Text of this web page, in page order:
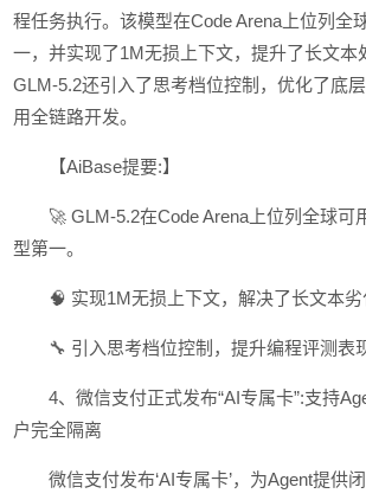
程任务执行。该模型在Code Arena上位列全
一，并实现了1M无损上下文，提升了长文本
GLM-5.2还引入了思考档位控制，优化了底
用全链路开发。
【AiBase提要:】
🚀 GLM-5.2在Code Arena上位列全球可
型第一。
🧠 实现1M无损上下文，解决了长文本劣
🔧 引入思考档位控制，提升编程评测表
4、微信支付正式发布“AI专属卡”:支持
户完全隔离
微信支付发布‘AI专属卡’，为Agent提供